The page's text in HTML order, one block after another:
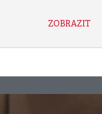
ZOBRAZIT